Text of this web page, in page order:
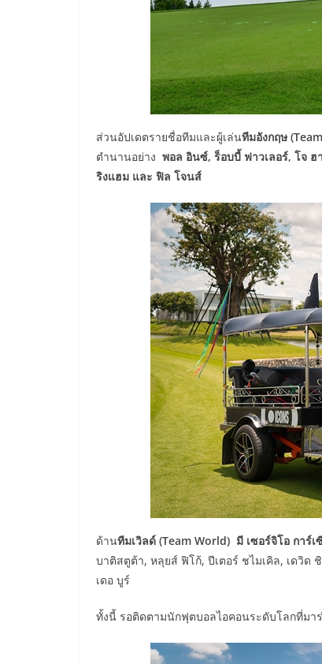
ส่วนอัปเดตรายชื่อทีมและผู้เล่นทีมอังกฤษ (
ตำนานอย่าง พอล อินซ์, ร็อบบี้ ฟาวเลอร์, โจ
ริงแฮม และ ฟิล โจนส์
ด้านทีมเวิลด์ (Team World) มี เซอร์จิโอ การ์
บาติสตูต้า, หลุยส์ ฟิโก้, ปีเตอร์ ชไมเคิล, เดวิด
เดอ บูร์
ทั้งนี้ รอติดตามนักฟุตบอลไอคอนระดับโลกที่มาร่